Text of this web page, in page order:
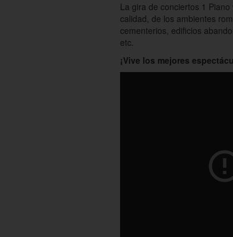
La gira de conciertos 1
calidad, de los ambientes
cementerios, edificios
etc.
¡Vive los mejores